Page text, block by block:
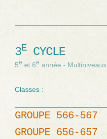
3E CYCLE
5e et 6e année - Multiniveaux
Classes :
GROUPE 566-567
GROUPE 656-657